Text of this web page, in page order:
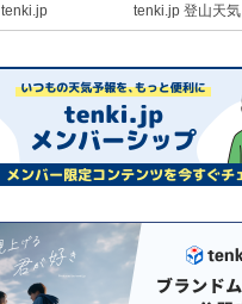
tenki.jp tenki.jp 登山天気